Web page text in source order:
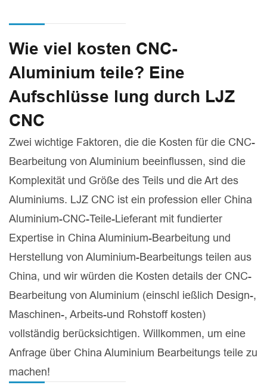
Wie viel kosten CNC-
Aluminium teile? Eine
Aufschlüsse lung durch LJZ
CNC
Zwei wichtige Faktoren, die die Kosten für die CNC-
Bearbeitung von Aluminium beeinflussen, sind die
Komplexität und Größe des Teils und die Art des
Aluminiums. LJZ CNC ist ein profession eller China
Aluminium-CNC-Teile-Lieferant mit fundierter
Expertise in China Aluminium-Bearbeitung und
Herstellung von Aluminium-Bearbeitungs teilen aus
China, und wir würden die Kosten details der CNC-
Bearbeitung von Aluminium (einschl ießlich Design-,
Maschinen-, Arbeits-und Rohstoff kosten)
vollständig berücksichtigen. Willkommen, um eine
Anfrage über China Aluminium Bearbeitungs teile zu
machen!